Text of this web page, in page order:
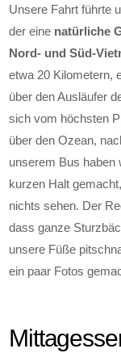
Unsere Fahrt führte
der eine natürliche
Nord- und Süd-
etwa 20 Kilometern,
über den Ausläufer
sich vom höchsten
über den Ozean,
unserem Bus haben
kurzen Halt
nichts sehen. Der
dass ganze
unsere Füße
ein paar Fotos